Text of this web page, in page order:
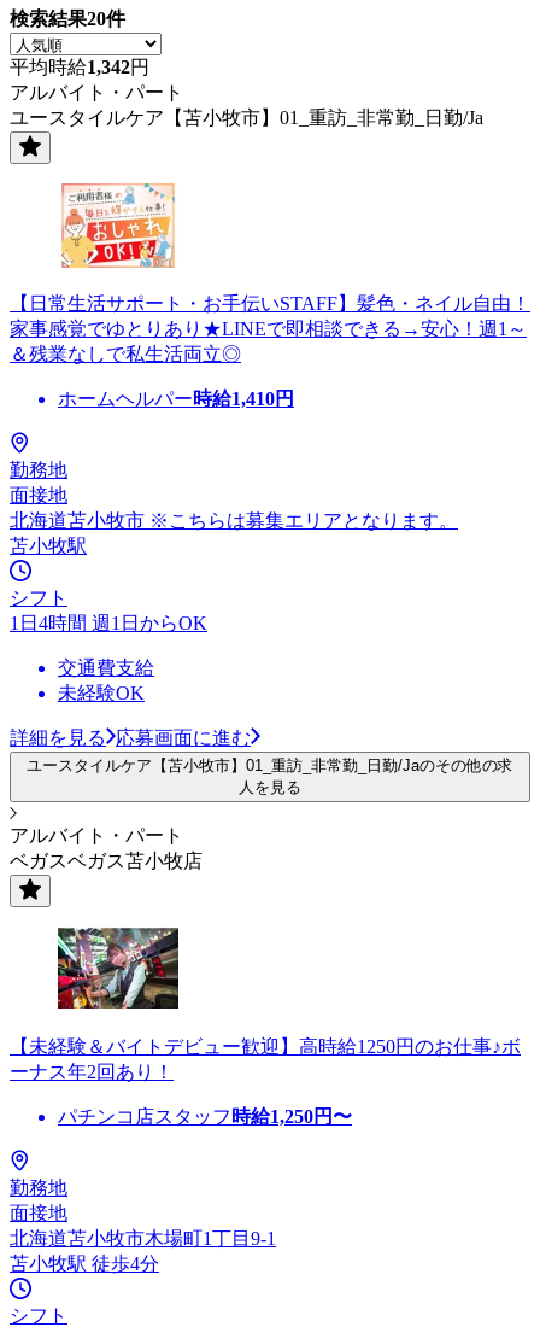
検索結果20件
平均時給1,342円
アルバイト・パート
ユースタイルケア【苫小牧市】01_重訪_非常勤_日勤/Ja
【日常生活サポート・お手伝いSTAFF】髪色・ネイル自由！
家事感覚でゆとりあり★LINEで即相談できる→安心！週1～
＆残業なしで私生活両立◎
ホームヘルパー時給1,410円
勤務地
面接地
北海道苫小牧市 ※こちらは募集エリアとなります。
苫小牧駅
シフト
1日4時間 週1日からOK
交通費支給
未経験OK
詳細を見る 応募画面に進む
ユースタイルケア【苫小牧市】01_重訪_非常勤_日勤/Jaのその他の求
人を見る
アルバイト・パート
ベガスベガス苫小牧店
【未経験＆バイトデビュー歓迎】高時給1250円のお仕事♪ボ
ーナス年2回あり！
パチンコ店スタッフ 時給1,250円〜
勤務地
面接地
北海道苫小牧市木場町1丁目9-1
苫小牧駅 徒歩4分
シフト